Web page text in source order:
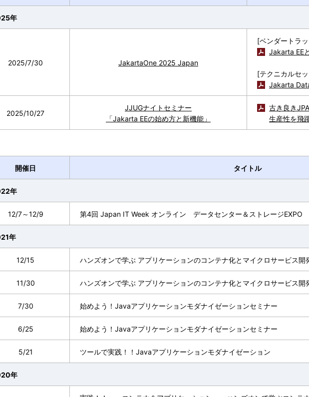
年
2025/7/30 JakartaOne 2025 Japan
[ベンダートラ
Jakarta EE
[テクニカルセ
Jakarta
2025/10/27
JJUGナイトセミナー
「Jakarta EEの始め方と新機能」
古き良き
生産性を飛
開催日 タイトル
年
12/7～12/9 第4回 Japan IT Week オンライン データセンター＆ストレージEXPO
年
12/15 ハンズオンで学ぶ アプリケーションのコンテナ化とマイクロサービス開
11/30 ハンズオンで学ぶ アプリケーションのコンテナ化とマイクロサービス開
7/30 始めよう！Javaアプリケーションモダナイゼーションセミナー
6/25 始めよう！Javaアプリケーションモダナイゼーションセミナー
5/21 ツールで実践！！Javaアプリケーションモダナイゼーション
年